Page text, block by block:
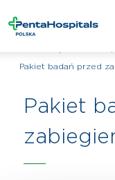
Pakiet badań przed
Pakiet